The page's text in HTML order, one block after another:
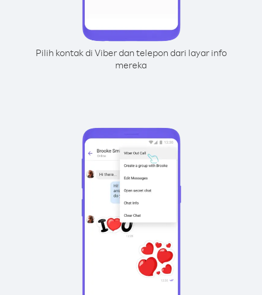
Pilih kontak di Viber dan telepon dari layar info
mereka